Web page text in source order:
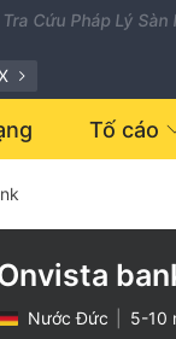
Cứu Pháp Lý Sàn
Tố cáo
giám sát quản lý
Nước Đức
5-10